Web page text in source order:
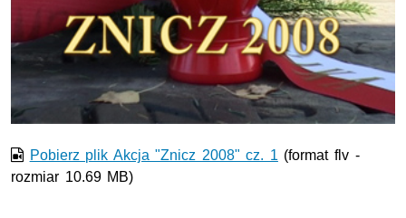
Film w formacie nieobsługiwanym przez odtwarzacz.
Pobierz plik Akcja "Znicz 2008" cz. 1 (format flv -
rozmiar 10.69 MB)